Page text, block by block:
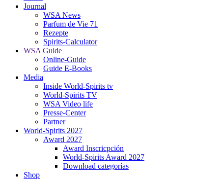
Journal
WSA News
Parfum de Vie 71
Rezepte
Spirits-Calculator
WSA Guide
Online-Guide
Guide E-Books
Media
Inside World-Spirits tv
World-Spirits TV
WSA Video life
Presse-Center
Partner
World-Spirits 2027
Award 2027
Award Inscricpción
World-Spirits Award 2027
Download categorías
Shop